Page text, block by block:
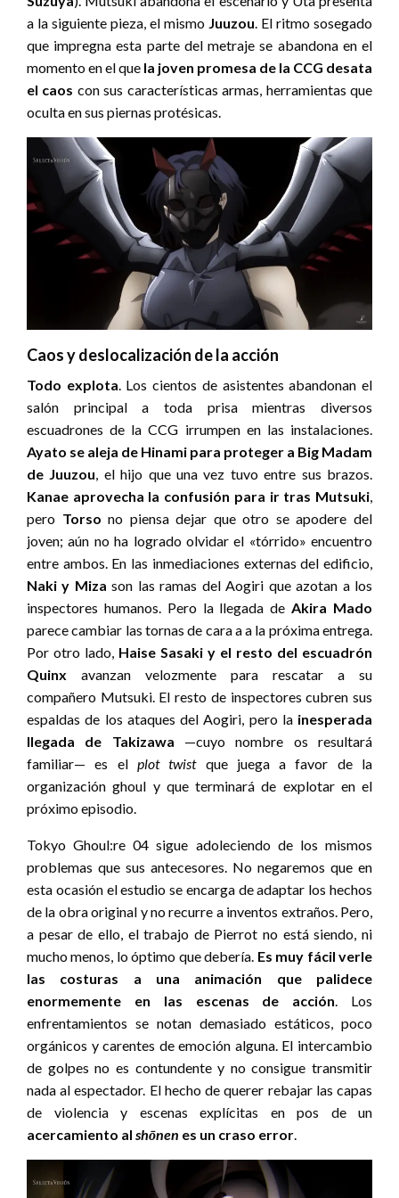
a la siguiente pieza, el mismo Juuzou. El ritmo sosegado
que impregna esta parte del metraje se abandona en el
momento en el que la joven promesa de la CCG desata
el caos con sus características armas, herramientas que
oculta en sus piernas protésicas.
Caos y deslocalización de la acción
Todo explota . Los cientos de asistentes abandonan el
salón principal a toda prisa mientras diversos
escuadrones de la CCG irrumpen en las instalaciones.
Ayato se aleja de Hinami para proteger a Big Madam
de Juuzou , el hijo que una vez tuvo entre sus brazos.
Kanae aprovecha la confusión para ir tras Mutsuki
pero Torso no piensa dejar que otro se apodere del
joven; aún no ha logrado olvidar el «tórrido» encuentro
entre ambos. En las inmediaciones externas del edificio,
Naki y Miza son las ramas del Aogiri que azotan a los
inspectores humanos. Pero la llegada de Akira Mado
parece cambiar las tornas de cara a a la próxima entrega.
Por otro lado, Haise Sasaki y el resto del escuadrón
Quinx avanzan velozmente para rescatar a su
compañero Mutsuki. El resto de inspectores cubren sus
espaldas de los ataques del Aogiri, pero la inesperada
llegada de Takizawa —cuyo nombre os resultará
familiar— es el plot twist que juega a favor de la
organización ghoul y que terminará de explotar en el
próximo episodio.
Tokyo Ghoul:re 04 sigue adoleciendo de los mismos
problemas que sus antecesores. No negaremos que en
esta ocasión el estudio se encarga de adaptar los hechos
de la obra original y no recurre a inventos extraños. Pero,
a pesar de ello, el trabajo de Pierrot no está siendo, ni
mucho menos, lo óptimo que debería. Es muy fácil verle
las costuras a una animación que palidece
enormemente en las escenas de acción . Los
enfrentamientos se notan demasiado estáticos, poco
orgánicos y carentes de emoción alguna. El intercambio
de golpes no es contundente y no consigue transmitir
nada al espectador. El hecho de querer rebajar las capas
de violencia y escenas explícitas en pos de un
acercamiento al shōnen es un craso error